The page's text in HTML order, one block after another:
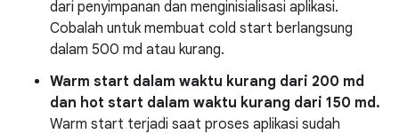
dari penyimpanan dan menginisialisasi aplikasi.
Cobalah untuk membuat cold start berlangsung
dalam 500 md atau kurang.
Warm start dalam waktu kurang dari 200 md
dan hot start dalam waktu kurang dari 150 md.
Warm start terjadi saat proses aplikasi sudah